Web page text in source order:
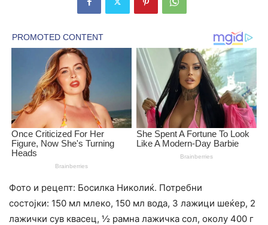
Фото и рецепт: Босилка Николиќ. Потребни
состојки: 150 мл млеко, 150 мл вода, 3 лажици шеќер, 2
лажички сув квасец, ½ рамна лажичка сол, околу 400 г